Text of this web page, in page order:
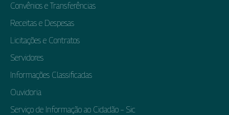
Convênios e Transferências
Receitas e Despesas
Licitações e Contratos
Servidores
Informações Classificadas
Ouvidoria
Serviço de Informação ao Cidadão – Sic